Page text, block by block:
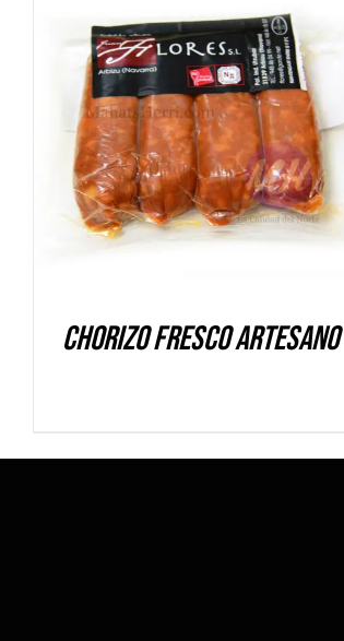
DETALLES
Chorizo fresco artesano